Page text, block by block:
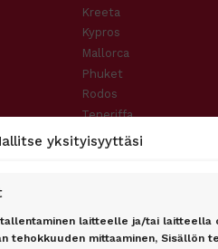
yksityisyyttäsi
laitteelle ja/tai laitteella
tehokkuuden mittaaminen, Sisällön
Kreeta
Kypros
Mallorca
Phuket
Rodos
Teneriffa